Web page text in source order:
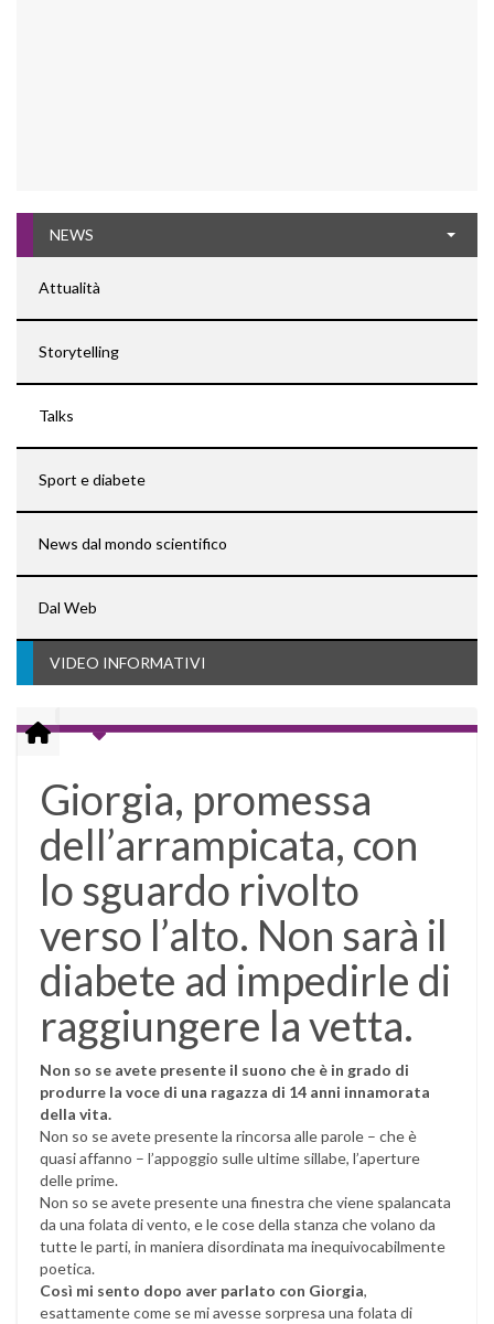
NEWS
Attualità
Storytelling
Talks
Sport e diabete
News dal mondo scientifico
Dal Web
VIDEO INFORMATIVI
Giorgia, promessa
dell’arrampicata, con
lo sguardo rivolto
verso l’alto. Non sarà il
diabete ad impedirle di
raggiungere la vetta.
Non so se avete presente il suono che è in grado di
produrre la voce di una ragazza di 14 anni innamorata
della vita.
Non so se avete presente la rincorsa alle parole – che è
quasi affanno – l’appoggio sulle ultime sillabe, l’aperture
delle prime.
Non so se avete presente una finestra che viene spalancata
da una folata di vento, e le cose della stanza che volano da
tutte le parti, in maniera disordinata ma inequivocabilmente
poetica.
Così mi sento dopo aver parlato con Giorgia,
esattamente come se mi avesse sorpresa una folata di